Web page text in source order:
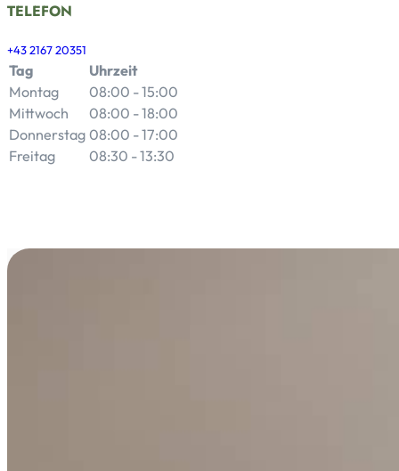
TELEFON
+43 2167 20351
Tag
Uhrzeit
Montag
08:00 - 15:00
Mittwoch
08:00 - 18:00
Donnerstag 08:00 - 17:00
Freitag
08:30 - 13:30